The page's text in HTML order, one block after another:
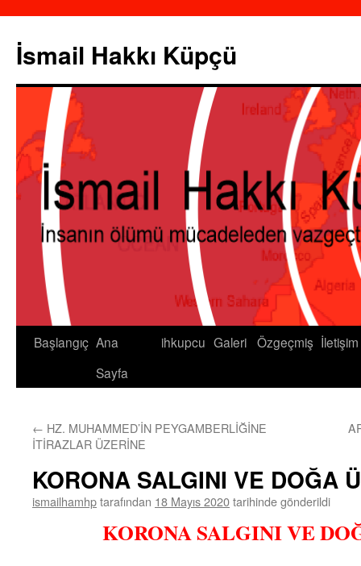
İsmail Hakkı Küpçü
Başlangıç Ana
Sayfa
ihkupcu Galeri Özgeçmiş İletişim
← HZ. MUHAMMED’İN PEYGAMBERLİĞİNE
İTİRAZLAR ÜZERİNE
KORONA SALGINI VE DOĞA
ismailhamhptarafından 18 Mayıs 2020tarihinde gönderildi
KORONA SALGINI VE